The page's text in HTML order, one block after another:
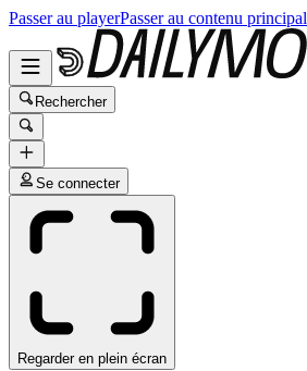
Passer au playerPasser au contenu principal
Rechercher
Se connecter
Regarder en plein écran